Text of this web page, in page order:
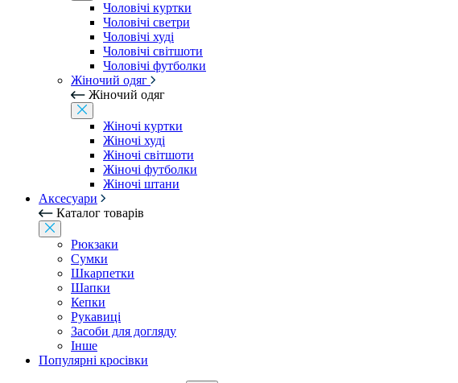
Чоловічі куртки
Чоловічі светри
Чоловічі худі
Чоловічі світшоти
Чоловічі футболки
Жіночий одяг
Жіночий одяг
Жіночі куртки
Жіночі худі
Жіночі світшоти
Жіночі футболки
Жіночі штани
Аксесуари
Каталог товарів
Рюкзаки
Сумки
Шкарпетки
Шапки
Кепки
Рукавиці
Засоби для догляду
Інше
Популярні кросівки